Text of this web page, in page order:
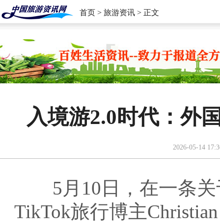
首页 > 旅游资讯 > 正文
入境游2.0时代：外
2026-05-14
5月10日，在一条关
TikTok旅行博主